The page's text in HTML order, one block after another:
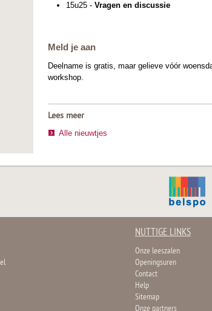
15u25 - Vragen en discussie
Meld je aan
Deelname is gratis, maar gelieve vóór
workshop.
Lees meer
Alle nieuwtjes
NUTTIGE LINKS
Onze leeszalen
Openingsuren
Contact
Help
Sitemap